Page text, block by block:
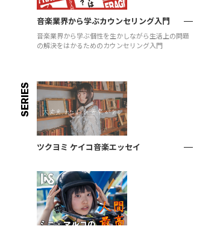
音楽業界から学ぶカウンセリング入門
音楽業界から学ぶ個性を生かしながら生活上の問題
の解決をはかるためのカウンセリング入門
SERIES
ツクヨミ ケイコ音楽エッセイ